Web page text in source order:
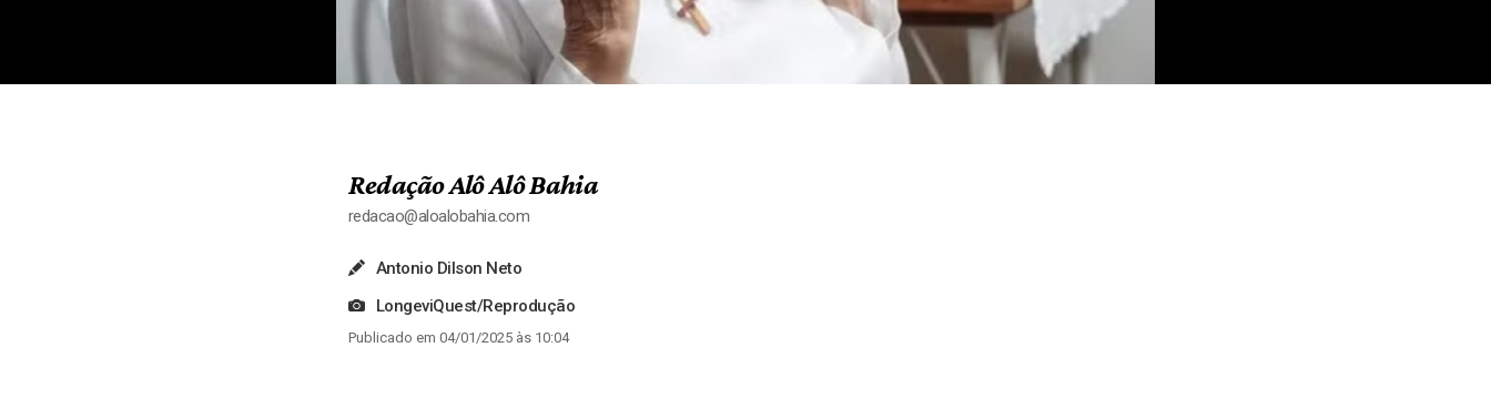
Redação Alô Alô Bahia
redacao@aloalobahia.com
Antonio Dilson Neto
LongeviQuest/Reprodução
Publicado em 04/01/2025 às 10:04